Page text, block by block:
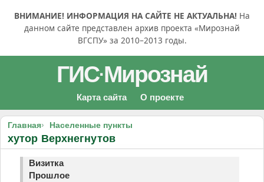
ВНИМАНИЕ! ИНФОРМАЦИЯ НА САЙТЕ НЕ АКТУАЛЬНА! На
данном сайте представлен архив проекта «Мирознай
ВГСПУ» за 2010–2013 годы.
ГИС·Мирознай
Карта сайта О проекте
Главная Населенные пункты
хутор Верхнегнутов
Визитка
Прошлое